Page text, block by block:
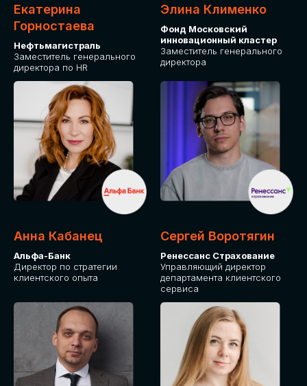
Екатерина
Горностаева
Нефтьмагистраль
Заместитель генерального
директора по HR
Элина Клименко
Фонд Московский
инновационный кластер
Заместитель генерального
директора
Анна Кабанец
Альфа-Банк
Директор по стратегии
клиентского опыта
Сергей Воротягин
Ренессанс Страхование
Управляющий директор
департамента клиентского
сервиса
Приглашаем стать партнером GLOBAL
TECH FORUM и презентовать ваши
решения целевой аудитории. Будем
рады сотрудничеству!
ПОДАТЬ ЗАЯВКУ
СТОИМОСТЬ
УЧАСТИЯ